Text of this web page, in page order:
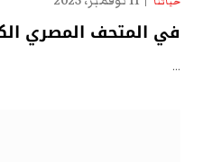
في المتحف المصري
…